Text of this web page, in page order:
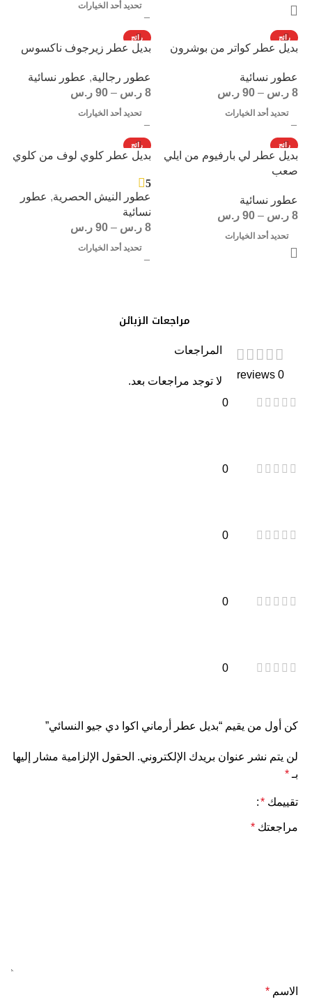
تحديد أحد الخيارات
رائج
بديل عطر كواتر من بوشرون
عطور نسائية
8 ر.س –
90 ر.س
تحديد أحد الخيارات
رائج
بديل عطر زيرجوف ناكسوس
عطور رجالية, عطور نسائية
8 ر.س –
90 ر.س
تحديد أحد الخيارات
رائج
بديل عطر لي بارفيوم من ايلي
صعب
عطور نسائية
8 ر.س –
90 ر.س
تحديد أحد الخيارات
رائج
بديل عطر كلوي لوف من كلوي
5
عطور النيش الحصرية, عطور
نسائية
8 ر.س –
90 ر.س
تحديد أحد الخيارات
مراجعات الزبائن
0 reviews
0
0
0
0
0
المراجعات
لا توجد مراجعات بعد.
كن أول من يقيم “بديل عطر أرماني اكوا دي جيو النسائي”
لن يتم نشر عنوان بريدك الإلكتروني. الحقول الإلزامية مشار إليها
بـ*
تقييمك *
مراجعتك *
الاسم *